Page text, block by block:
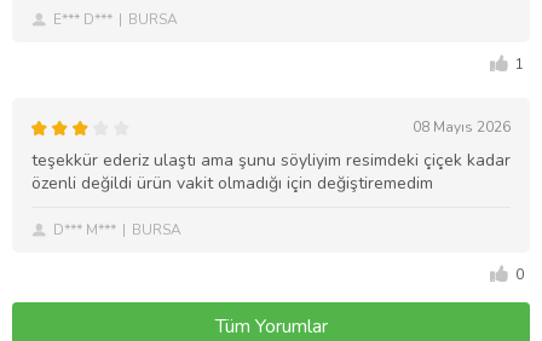
E*** D*** BURSA
1
08 Mayıs 2026
teşekkür ederiz ulaştı ama şunu söyliyim resimdeki çiçek kadar
özenli değildi ürün vakit olmadığı için değiştiremedim
D*** M*** BURSA
0
Tüm Yorumlar